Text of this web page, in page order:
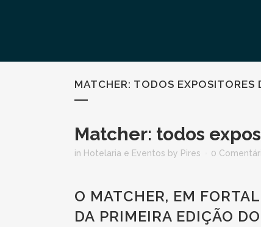
MATCHER: TODOS
Matcher: todos
in Hotelaria e Eventos by Pires 0
O MATCHER, EM
DA PRIMEIRA EDIÇÃO